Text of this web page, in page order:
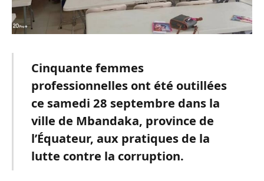
Cinquante femmes
professionnelles ont été outillées
ce samedi 28 septembre dans la
ville de Mbandaka, province de
l’Équateur, aux pratiques de la
lutte contre la corruption.